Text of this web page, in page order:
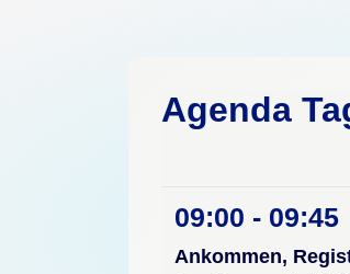
Agenda
09:00 - 09:45
Ankommen,